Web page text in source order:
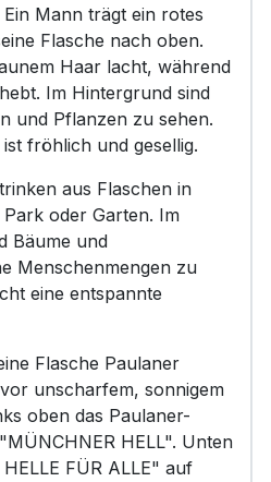
Mann trägt ein rotes
Flasche nach oben.
Haar lacht, während
Im Hintergrund sind
und Pflanzen zu sehen.
fröhlich und gesellig.
aus Flaschen in
oder Garten. Im
Bäume und
Menschenmengen zu
eine entspannte
Flasche Paulaner
unscharfem, sonnigem
oben das Paulaner-
HELL". Unten
FÜR ALLE" auf